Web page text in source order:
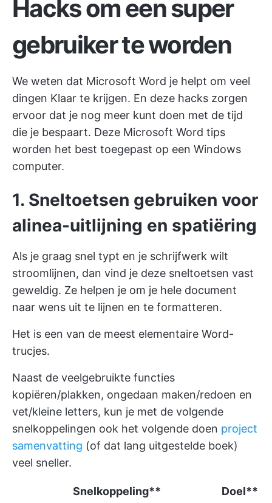
Hacks om een super
gebruiker te worden
We weten dat Microsoft Word je helpt om veel
dingen Klaar te krijgen. En deze hacks zorgen
ervoor dat je nog meer kunt doen met de tijd
die je bespaart. Deze Microsoft Word tips
worden het best toegepast op een Windows
computer.
1. Sneltoetsen gebruiken voor
alinea-uitlijning en spatiëring
Als je graag snel typt en je schrijfwerk wilt
stroomlijnen, dan vind je deze sneltoetsen vast
geweldig. Ze helpen je om je hele document
naar wens uit te lijnen en te formatteren.
Het is een van de meest elementaire Word-
trucjes.
Naast de veelgebruikte functies
kopiëren/plakken, ongedaan maken/redoen en
vet/kleine letters, kun je met de volgende
snelkoppelingen ook het volgende doen project
samenvatting (of dat lang uitgestelde boek)
veel sneller.
Snelkoppeling** Doel**